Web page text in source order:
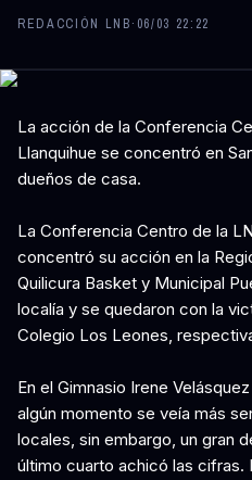
REDACCIÓN LNB· 06/03 22:22
La acción de la Conferencia
Llanquihue se concentró en
dueños de casa.
La Conferencia Centro de la
concentró su acción en la
Quilicura Basket y Municipal
localía y se quedaron con la
Colegio Los Leones,
En el Gimnasio Irene
algún momento se veía más
locales, sin embargo, un gran
último cuarto achicó las cifras.